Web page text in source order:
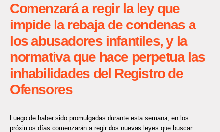
Comenzará a regir la ley que
impide la rebaja de condenas a
los abusadores infantiles, y la
normativa que hace perpetua las
inhabilidades del Registro de
Ofensores
Luego de haber sido promulgadas durante esta semana, en los
próximos días comenzarán a regir dos nuevas leyes que buscan